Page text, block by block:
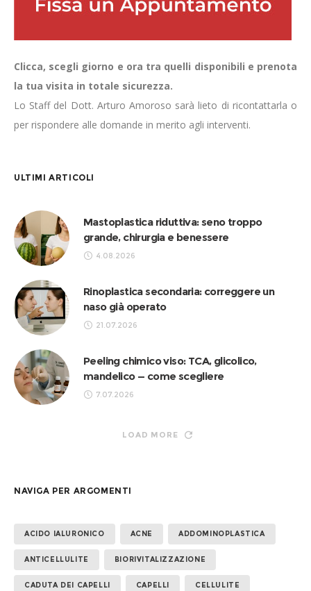
Clicca, scegli giorno e ora tra quelli disponibili e prenota
la tua visita in totale sicurezza.
Lo Staff del Dott. Arturo Amoroso sarà lieto di ricontattarla o
per rispondere alle domande in merito agli interventi.
ULTIMI ARTICOLI
Mastoplastica riduttiva: seno troppo
grande, chirurgia e benessere
4.08.2026
Rinoplastica secondaria: correggere un
naso già operato
21.07.2026
Peeling chimico viso: TCA, glicolico,
mandelico — come scegliere
7.07.2026
LOAD MORE
NAVIGA PER ARGOMENTI
ACIDO IALURONICO ACNE ADDOMINOPLASTICA
ANTICELLULITE BIORIVITALIZZAZIONE
CADUTA DEI CAPELLI CAPELLI CELLULITE